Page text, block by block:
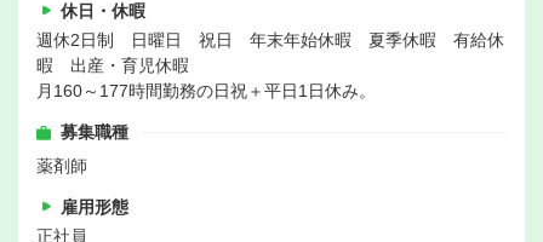
休日・休暇
週休2日制 日曜日 祝日 年末年始休暇 夏季休暇 有給休
暇 出産・育児休暇
月160～177時間勤務の日祝＋平日1日休み。
募集職種
薬剤師
雇用形態
正社員